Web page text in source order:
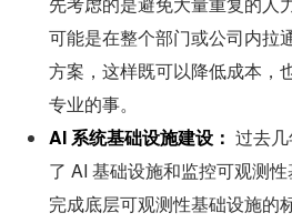
可能是在整个部门或公司内拉
方案，这样既可以降低成本，
专业的事。
AI 系统基础设施建设： 过去
了 AI 基础设施和监控可观测
完成底层可观测性基础设施的